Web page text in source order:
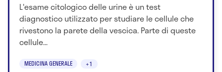
L'esame citologico delle urine è un test
diagnostico utilizzato per studiare le cellule che
rivestono la parete della vescica. Parte di queste
cellule...
MEDICINA GENERALE +1